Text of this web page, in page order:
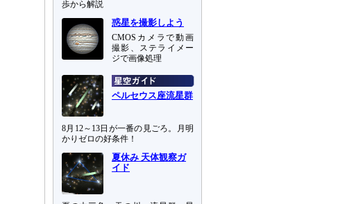
歩から解説
惑星を撮影しよう
CMOSカメラで動画
撮影、ステライメー
ジで画像処理
ペルセウス座流星群
8月12～13日が一番の見ごろ。月明
かりゼロの好条件！
夏休み 天体観察ガ
イド